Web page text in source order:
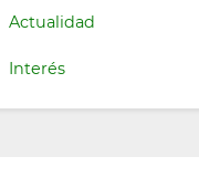
Actualidad
Interés